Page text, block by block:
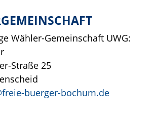
Wähler-Gemeinschaft UWG:
Straße 25
buerger-bochum.de